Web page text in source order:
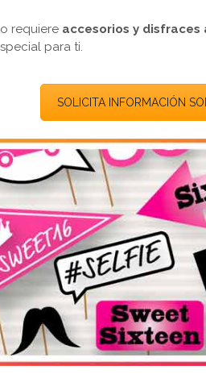
requiere accesorios y
para ti.
SOLICITA INFORMACIÓN